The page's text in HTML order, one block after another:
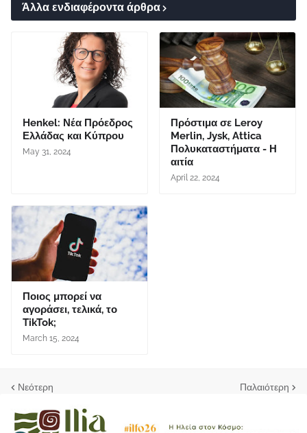
Άλλα ενδιαφέροντα άρθρα
Henkel: Νέα Πρόεδρος
Ελλάδας και Κύπρου
May 31, 2024
Πρόστιμα σε Leroy
Merlin, Jysk, Attica
Πολυκαταστήματα - Η
αιτία
April 22, 2024
Ποιος μπορεί να
αγοράσει, τελικά, το
TikTok;
March 15, 2024
Νεότερη Παλαιότερη